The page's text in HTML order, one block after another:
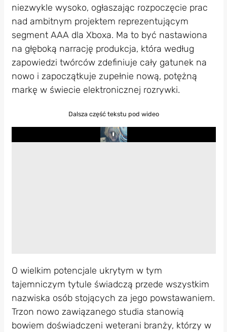
niezwykle wysoko, ogłaszając rozpoczęcie prac
nad ambitnym projektem reprezentującym
segment AAA dla Xboxa. Ma to być nastawiona
na głęboką narrację produkcja, która według
zapowiedzi twórców zdefiniuje cały gatunek na
nowo i zapoczątkuje zupełnie nową, potężną
markę w świecie elektronicznej rozrywki.
Dalsza część tekstu pod wideo
Play
O wielkim potencjale ukrytym w tym
tajemniczym tytule świadczą przede wszystkim
nazwiska osób stojących za jego powstawaniem.
Trzon nowo zawiązanego studia stanowią
bowiem doświadczeni weterani branży, którzy w